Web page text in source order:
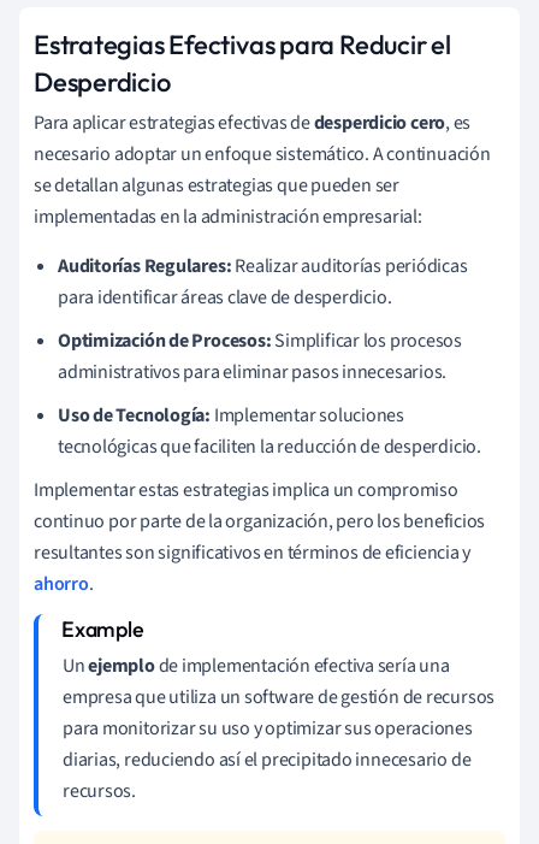
Estrategias Efectivas para Reducir el
Desperdicio
Para aplicar estrategias efectivas dedesperdicio cero, es
necesario adoptar un enfoque sistemático. A continuación
se detallan algunas estrategias que pueden ser
implementadas en la administración empresarial:
Auditorías Regulares:Realizar auditorías periódicas
para identificar áreas clave de desperdicio.
Optimización de Procesos:Simplificar los procesos
administrativos para eliminar pasos innecesarios.
Uso de Tecnología: Implementar soluciones
tecnológicas que faciliten la reducción de desperdicio.
Implementar estas estrategias implica un compromiso
continuo por parte de la organización, pero los beneficios
resultantes son significativos en términos de eficiencia y
ahorro.
Unejemplode implementación efectiva sería una
empresa que utiliza un software de gestión de recursos
para monitorizar su uso y optimizar sus operaciones
diarias, reduciendo así el precipitado innecesario de
recursos.